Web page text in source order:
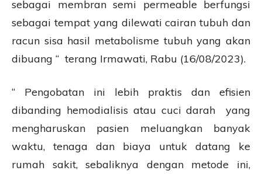
sebagai membran semi permeable berfungsi
sebagai tempat yang dilewati cairan tubuh dan
racun sisa hasil metabolisme tubuh yang akan
dibuang “ terang Irmawati, Rabu (16/08/2023).
“ Pengobatan ini lebih praktis dan efisien
dibanding hemodialisis atau cuci darah yang
mengharuskan pasien meluangkan banyak
waktu, tenaga dan biaya untuk datang ke
rumah sakit, sebaliknya dengan metode ini,